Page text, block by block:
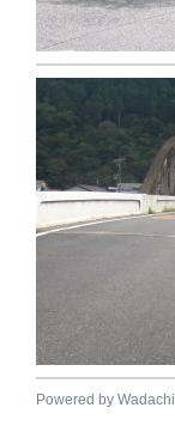
Powered by Wadachi